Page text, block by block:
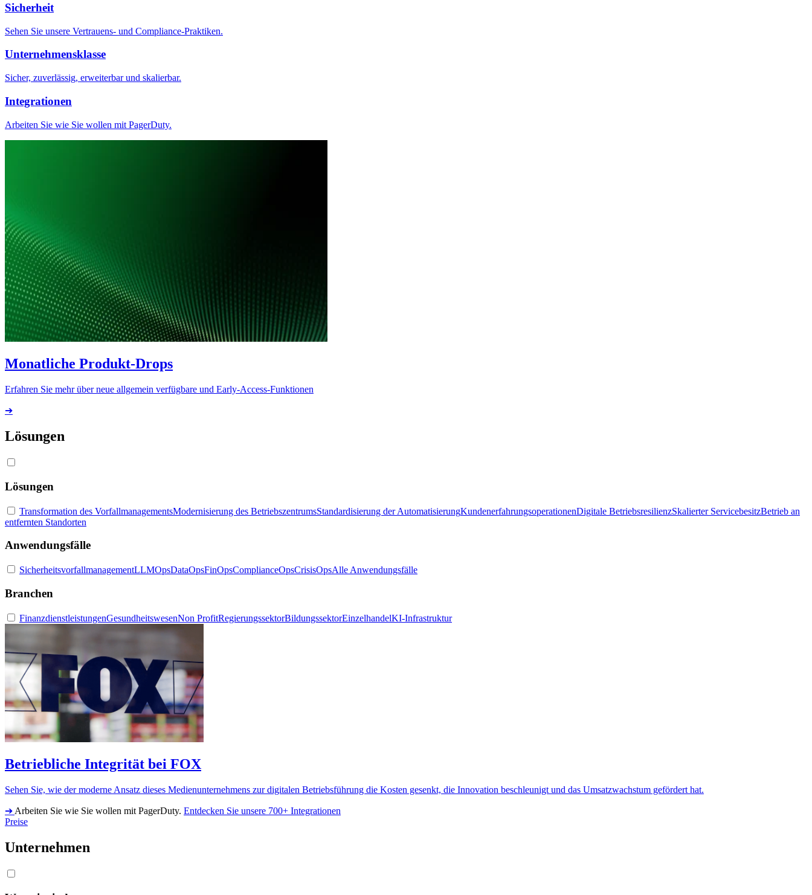
Sicherheit
Sehen Sie unsere Vertrauens- und Compliance-Praktiken.
Unternehmensklasse
Sicher, zuverlässig, erweiterbar und skalierbar.
Integrationen
Arbeiten Sie wie Sie wollen mit PagerDuty.
Monatliche Produkt-Drops
Erfahren Sie mehr über neue allgemein verfügbare und Early-Access-Funktionen
➔
Lösungen
Lösungen
Transformation des VorfallmanagementsModernisierung des BetriebszentrumsStandardisierung der AutomatisierungKundenerfahrungsoperationenDigitale BetriebsresilienzSkalierter ServicebesitzBetrieb an
entfernten Standorten
Anwendungsfälle
SicherheitsvorfallmanagementLLMOpsDataOpsFinOpsComplianceOpsCrisisOpsAlle Anwendungsfälle
Branchen
FinanzdienstleistungenGesundheitswesenNon ProfitRegierungssektorBildungssektorEinzelhandelKI-Infrastruktur
Betriebliche Integrität bei FOX
Sehen Sie, wie der moderne Ansatz dieses Medienunternehmens zur digitalen Betriebsführung die Kosten gesenkt, die Innovation beschleunigt und das Umsatzwachstum gefördert hat.
➔ Arbeiten Sie wie Sie wollen mit PagerDuty. Entdecken Sie unsere 700+ Integrationen
Preise
Unternehmen